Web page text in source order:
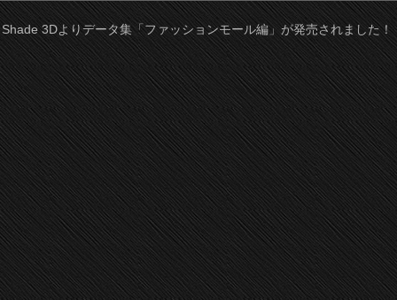
Shade 3Dよりデータ集「ファッションモール編」が発売されました！